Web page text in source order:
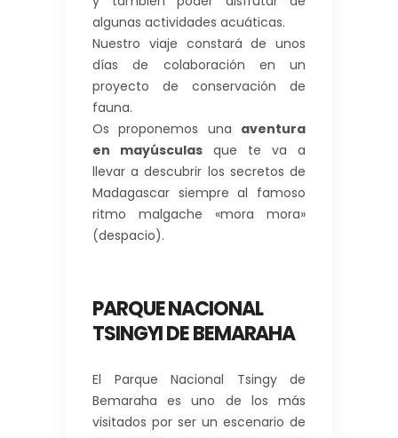
algunas actividades acuáticas.
Nuestro viaje constará de unos
días de colaboración en un
proyecto de conservación de
fauna.
Os proponemos una aventura
en mayúsculas que te va a
llevar a descubrir los secretos de
Madagascar siempre al famoso
ritmo malgache «mora mora»
(despacio).
PARQUE NACIONAL
TSINGYIDE BEMARAHA
El Parque Nacional Tsingy de
Bemaraha es uno de los más
visitados por ser un escenario de